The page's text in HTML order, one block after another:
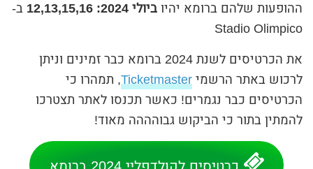
ההופעות שלהם ברומא יהיו ביולי 2024: 12,13,15,16
ב-
Stadio Olimpico
את הכרטיסים לשנת 2024 ברומא כבר זמינים וניתן
לרכוש באתר הרשמיTicketmaster, תמהרו כי
הכרטיסים כבר נגמרים! כאשר תכנסו לאתר תצטרכו
להמתין בתור כי הביקוש גבוהההה מאוד!